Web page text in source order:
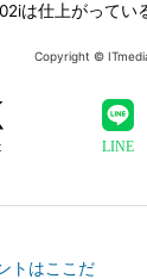
は仕上がってい
Copyright ©
LINE
トはここだ